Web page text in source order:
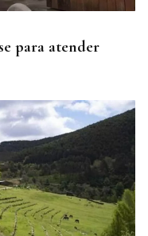
para atender